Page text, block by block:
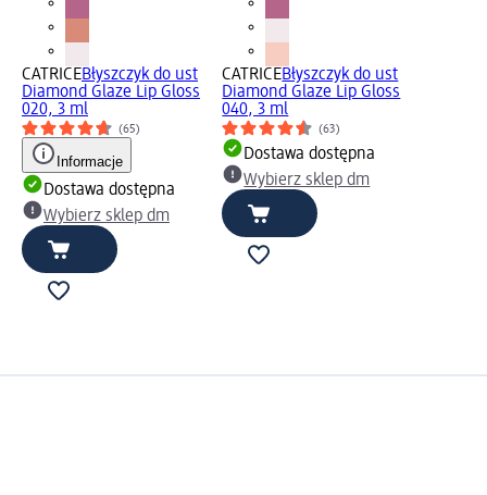
CATRICEBłyszczyk do ust
Diamond Glaze Lip Gloss
020, 3 ml
(65)
Informacje
Dostawa dostępna
Wybierz sklep dm
CATRICEBłyszczyk do ust
Diamond Glaze Lip Gloss
040, 3 ml
(63)
Dostawa dostępna
Wybierz sklep dm